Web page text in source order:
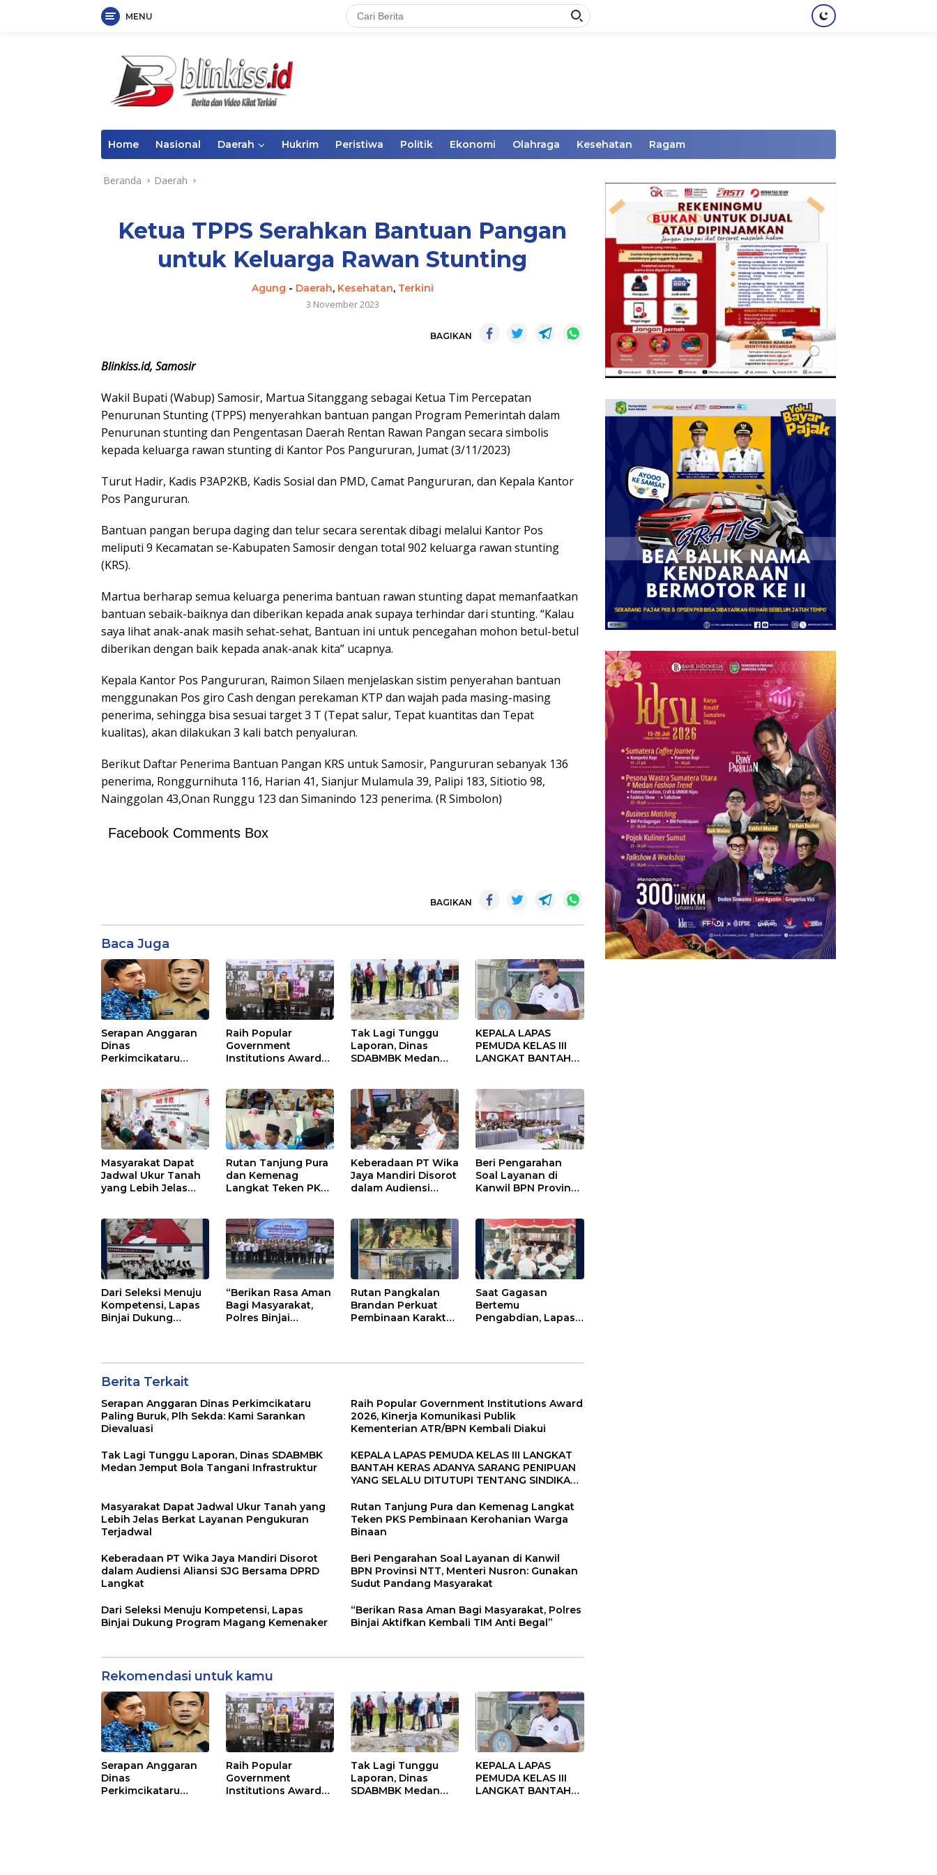
MENU
Home Nasional Daerah Hukrim Peristiwa Politik Ekonomi Olahraga Kesehatan Ragam
Beranda Daerah
Ketua TPPS Serahkan Bantuan Pangan
untuk Keluarga Rawan Stunting
Agung - Daerah, Kesehatan, Terkini
3 November 2023
BAGIKAN
Blinkiss.id, Samosir
Wakil Bupati (Wabup) Samosir, Martua Sitanggang sebagai Ketua Tim Percepatan
Penurunan Stunting (TPPS) menyerahkan bantuan pangan Program Pemerintah dalam
Penurunan stunting dan Pengentasan Daerah Rentan Rawan Pangan secara simbolis
kepada keluarga rawan stunting di Kantor Pos Pangururan, Jumat (3/11/2023)
Turut Hadir, Kadis P3AP2KB, Kadis Sosial dan PMD, Camat Pangururan, dan Kepala Kantor
Pos Pangururan.
Bantuan pangan berupa daging dan telur secara serentak dibagi melalui Kantor Pos
meliputi 9 Kecamatan se-Kabupaten Samosir dengan total 902 keluarga rawan stunting
(KRS).
Martua berharap semua keluarga penerima bantuan rawan stunting dapat memanfaatkan
bantuan sebaik-baiknya dan diberikan kepada anak supaya terhindar dari stunting. “Kalau
saya lihat anak-anak masih sehat-sehat, Bantuan ini untuk pencegahan mohon betul-betul
diberikan dengan baik kepada anak-anak kita” ucapnya.
Kepala Kantor Pos Pangururan, Raimon Silaen menjelaskan sistim penyerahan bantuan
menggunakan Pos giro Cash dengan perekaman KTP dan wajah pada masing-masing
penerima, sehingga bisa sesuai target 3 T (Tepat salur, Tepat kuantitas dan Tepat
kualitas), akan dilakukan 3 kali batch penyaluran.
Berikut Daftar Penerima Bantuan Pangan KRS untuk Samosir, Pangururan sebanyak 136
penerima, Ronggurnihuta 116, Harian 41, Sianjur Mulamula 39, Palipi 183, Sitiotio 98,
Nainggolan 43,Onan Runggu 123 dan Simanindo 123 penerima. (R Simbolon)
Facebook Comments Box
BAGIKAN
Baca Juga
Serapan Anggaran
Dinas
Perkimcikataru
Sarankan Dievaluasi
Raih Popular
Government
Institutions Award
Kementerian
ATR/BPN Kembali
Diakui
Tak Lagi Tunggu
Laporan, Dinas
SDABMBK Medan
Infrastruktur
KEPALA LAPAS
PEMUDA KELAS III
LANGKAT BANTAH
YANG SELALU
DITUTUPI TENTANG
SINDIKAT PENIPU
PENJUALAN EMAS
Masyarakat Dapat
Jadwal Ukur Tanah
yang Lebih Jelas
Terjadwal
Rutan Tanjung Pura
dan Kemenag
Langkat Teken PKS
Binaan
Keberadaan PT Wika
Jaya Mandiri Disorot
dalam Audiensi
Beri Pengarahan
Soal Layanan di
Kanwil BPN Provinsi
Sudut Pandang
Masyarakat
Dari Seleksi Menuju
Kompetensi, Lapas
Binjai Dukung
“Berikan Rasa Aman
Bagi Masyarakat,
Polres Binjai
Rutan Pangkalan
Brandan Perkuat
Pembinaan Karakter
Saat Gagasan
Bertemu
Pengabdian, Lapas
Berita Terkait
Serapan Anggaran Dinas Perkimcikataru
Paling Buruk, Plh Sekda: Kami Sarankan
Dievaluasi
Raih Popular Government Institutions Award
2026, Kinerja Komunikasi Publik
Kementerian ATR/BPN Kembali Diakui
Tak Lagi Tunggu Laporan, Dinas SDABMBK
Medan Jemput Bola Tangani Infrastruktur
KEPALA LAPAS PEMUDA KELAS III LANGKAT
BANTAH KERAS ADANYA SARANG PENIPUAN
YANG SELALU DITUTUPI TENTANG SINDIKAT
Masyarakat Dapat Jadwal Ukur Tanah yang
Lebih Jelas Berkat Layanan Pengukuran
Terjadwal
Rutan Tanjung Pura dan Kemenag Langkat
Teken PKS Pembinaan Kerohanian Warga
Binaan
Keberadaan PT Wika Jaya Mandiri Disorot
dalam Audiensi Aliansi SJG Bersama DPRD
Langkat
Beri Pengarahan Soal Layanan di Kanwil
BPN Provinsi NTT, Menteri Nusron: Gunakan
Sudut Pandang Masyarakat
Dari Seleksi Menuju Kompetensi, Lapas
Binjai Dukung Program Magang Kemenaker
“Berikan Rasa Aman Bagi Masyarakat, Polres
Binjai Aktifkan Kembali TIM Anti Begal”
Rekomendasi untuk kamu
Serapan Anggaran
Dinas
Perkimcikataru
Raih Popular
Government
Institutions Award
Tak Lagi Tunggu
Laporan, Dinas
SDABMBK Medan
KEPALA LAPAS
PEMUDA KELAS III
LANGKAT BANTAH